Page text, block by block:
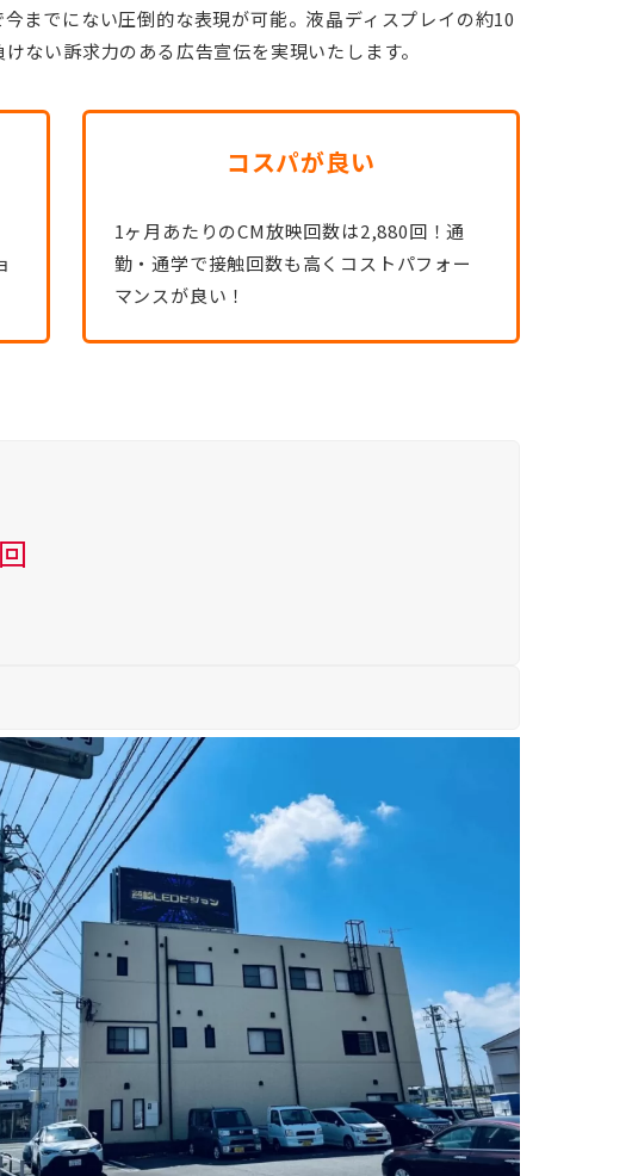
までにない圧倒的な表現が可能。液晶ディスプレイの約10
ない訴求力のある広告宣伝を実現いたします。
コスパが良い
1ヶ月あたりのCM放映回数は2,880回！通
勤・通学で接触回数も高くコストパフォー
マンスが良い！